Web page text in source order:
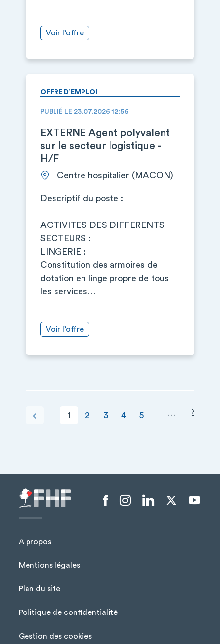
Voir l’offre
OFFRE D’EMPLOI
PUBLIÉ LE 23.07.2026 12:56
EXTERNE Agent polyvalent
sur le secteur logistique -
H/F
Centre hospitalier (MACON)
Descriptif du poste :
ACTIVITES DES DIFFERENTS
SECTEURS :
LINGERIE :
Constitution des armoires de
dotation en linge propre de tous
les services…
Voir l’offre
PAGINATION
Page précédentePage courante
1 Page
2 Page
3 Page
4 Page
5 … Page
Menu Pied de page
A propos
Mentions légales
Plan du site
Politique de confidentialité
Gestion des cookies
Menu liens sociaux